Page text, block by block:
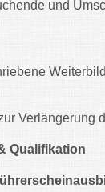
und
Verlängerung
Qualifikation